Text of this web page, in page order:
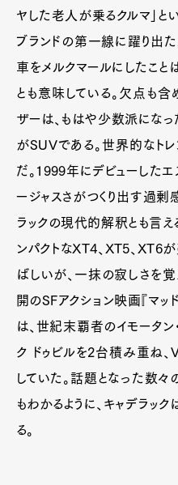
ヤした老人が乗るクルマ」と
ブランドの第一線に躍り出
車をメルクマールにしたこと
とも意味している。欠点も
ザーは、もはや少数派になっ
がSUVである。世界的なト
だ。1999年にデビューしたエ
ージャスさがつくり出す過剰
ラックの現代的解釈とも言え
ンパクトなXT4、XT5、XT6
ばしいが、一抹の寂しさを
開のSFアクション映画『マッ
は、世紀末覇者のイモータ
ク ドゥビルを2台積み重ね
していた。話題となった数
もわかるように、キャデラッ
る。